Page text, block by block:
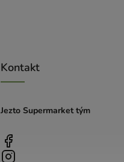
Kontakt
Jezto Supermarket tým